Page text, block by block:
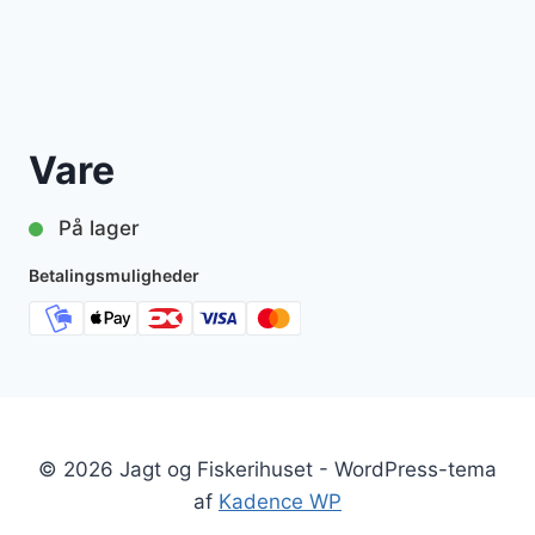
Vare
På lager
Betalingsmuligheder
© 2026 Jagt og Fiskerihuset - WordPress-tema
af Kadence WP